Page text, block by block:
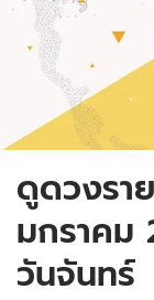
ดูดวงรา
มกราคม
วันจันทร์